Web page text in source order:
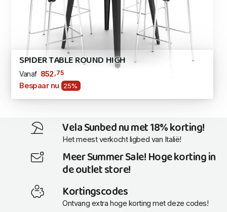
SPIDER TABLE ROUND HIGH
Vanaf 852,75
Bespaar nu 25%
Vela Sunbed nu met 18% korting!
Het meest verkocht ligbed van Italië!
Meer Summer Sale! Hoge korting in
de outlet store!
Kortingscodes
Ontvang extra hoge korting met deze codes!